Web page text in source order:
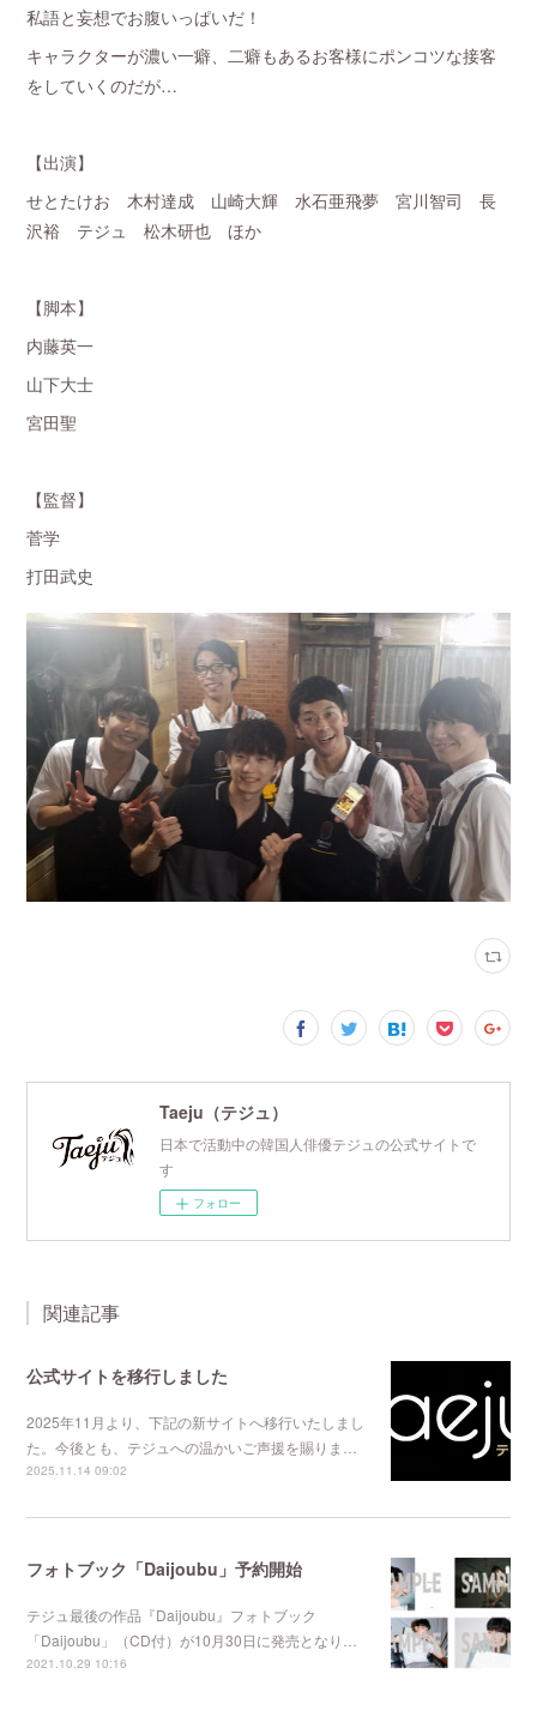
私語と妄想でお腹いっぱいだ！
キャラクターが濃い一癖、二癖もあるお客様にポンコツな接客
をしていくのだが…
【出演】
せとたけお 木村達成 山崎大輝 水石亜飛夢 宮川智司 長
沢裕 テジュ 松木研也 ほか
【脚本】
内藤英一
山下大士
宮田聖
【監督】
菅学
打田武史
Taeju（テジュ）
日本で活動中の韓国人俳優テジュの公式サイトで
す
フォロー
関連記事
公式サイトを移行しました
2025年11月より、下記の新サイトへ移行いたしまし
た。今後とも、テジュへの温かいご声援を賜りま…
2025.11.14 09:02
フォトブック「Daijoubu」予約開始
テジュ最後の作品『Daijoubu』フォトブック
「Daijoubu」（CD付）が10月30日に発売となり…
2021.10.29 10:16